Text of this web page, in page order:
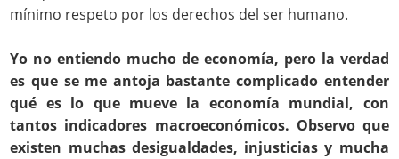
mínimo respeto por los derechos del ser humano.
Yo no entiendo mucho de economía, pero la verdad
es que se me antoja bastante complicado entender
qué es lo que mueve la economía mundial, con
tantos indicadores macroeconómicos. Observo que
existen muchas desigualdades, injusticias y mucha